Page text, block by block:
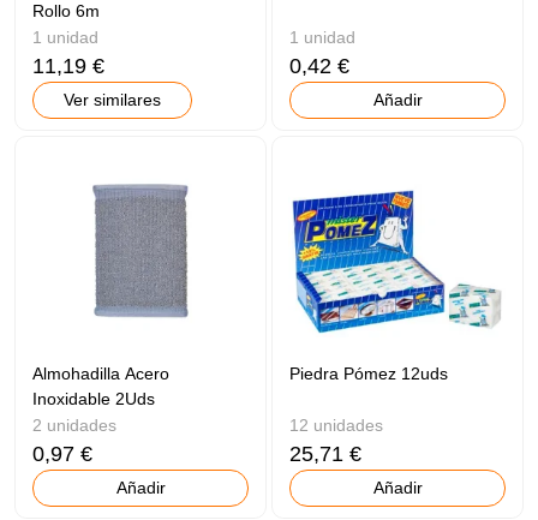
Rollo 6m
1 unidad
11,19 €
Ver similares
1 unidad
0,42 €
Añadir
Almohadilla Acero
Inoxidable 2Uds
2 unidades
0,97 €
Añadir
Piedra Pómez 12uds
12 unidades
25,71 €
Añadir